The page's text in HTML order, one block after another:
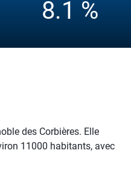
8.1 %
des Corbières. Elle
11000 habitants, avec